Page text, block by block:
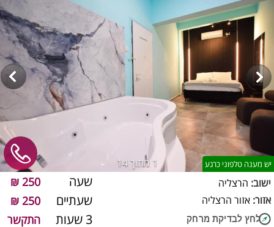
1מתוך 14 יש מענה טלפוני כרגע
שעה 250 ₪
שעתיים 250 ₪
3 שעות התקשר
ישוב: הרצליה
אזור: אזור הרצליה